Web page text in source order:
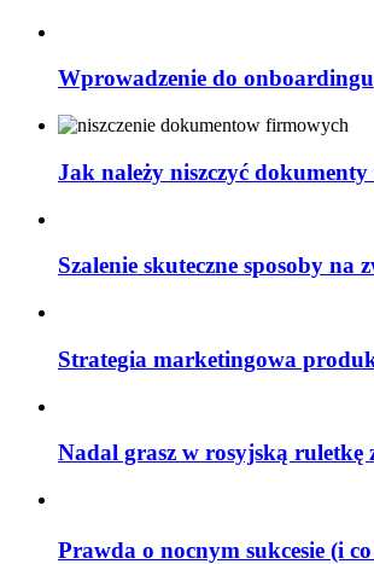
Wprowadzenie do onboardingu
Jak należy niszczyć
Szalenie skuteczne sposoby na
Strategia marketingowa
Nadal grasz w rosyjską ruletkę
Prawda o nocnym sukcesie (i